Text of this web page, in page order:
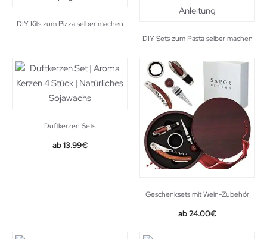
DIY Kits zum Pizza selber machen
DIY Sets zum Pasta selber machen
Duftkerzen Sets
Original
13.99€Current
Geschenksets mit Wein-Zubehör
24.00€